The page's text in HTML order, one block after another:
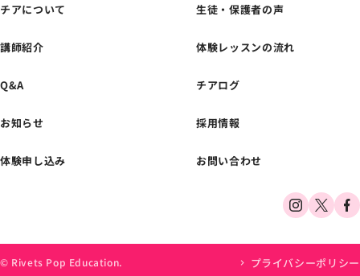
体験レッスンの
お申し込みはこちら
チアについて 生徒・保護者の声
講師紹介 体験レッスンの流れ
Q&A チアログ
お知らせ 採用情報
体験申し込み お問い合わせ
プライバシーポリシー
© Rivets Pop Education.